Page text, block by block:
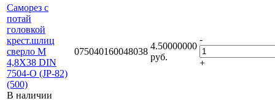
Саморез с
потай
головкой
крест.шлиц
сверло М
4,8Х38 DIN
7504-O (JP-82)
(500)
В наличии
075040160048038
4.50000000
руб.
-
+